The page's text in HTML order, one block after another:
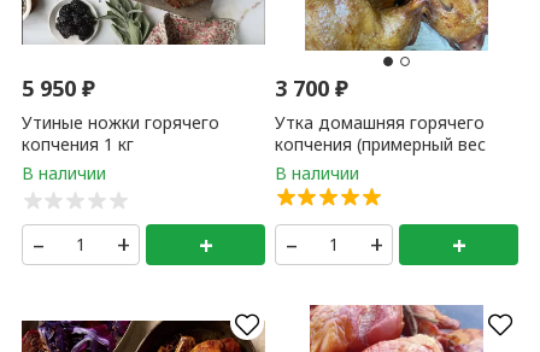
5 950₽
Утиные ножки горячего
копчения 1 кг
– + +
3 700₽
Утка домашняя горячего
копчения (примерный вес
1,4-2,5 кг) 1 кг
– + +